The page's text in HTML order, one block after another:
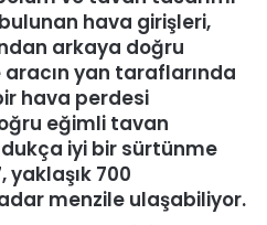
hava girişleri,
arkaya doğru
yan taraflarında
hava perdesi
eğimli tavan
iyi bir sürtünme
yaklaşık 700
menzile ulaşabiliyor.